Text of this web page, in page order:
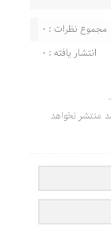
مجموع نظرات : 0
انتشار یافته : 0
منتشر نخواهد